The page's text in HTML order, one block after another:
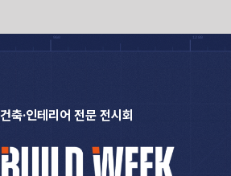
축·인테리어 전문 전시회